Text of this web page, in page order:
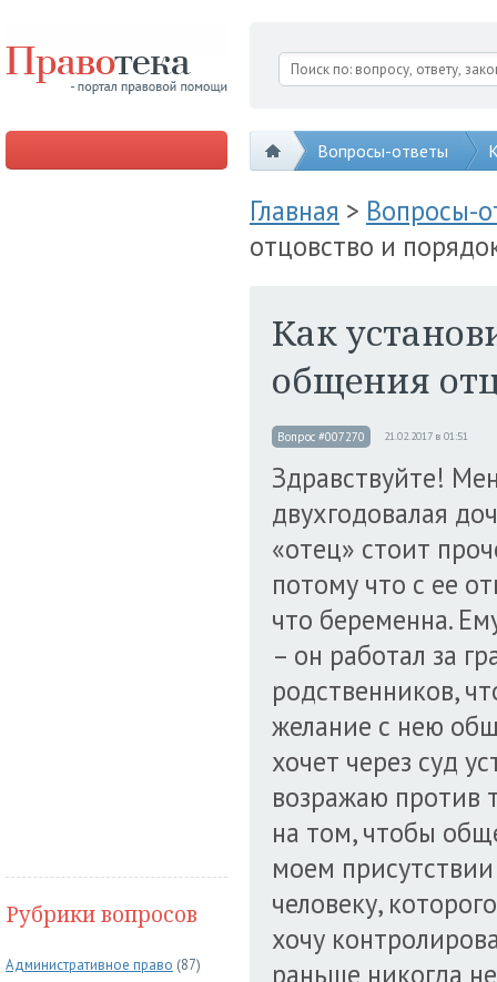
Вопросы-ответы
Рубрики вопросов
Административное право (87)
Главная > Вопросы-
отцовство и
Как
общения
Вопрос #007270 21.02.2017 в 01:51
Здравствуйте!
двухгодовалая
«отец» стоит
потому что с ее
что беременна.
– он работал за
родственников,
желание с нею
хочет через суд
возражаю против
на том, чтобы
моем
человеку,
хочу
раньше никогда